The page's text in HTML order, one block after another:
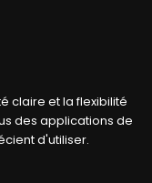
claire et la flexibilité
des applications de
d'utiliser.